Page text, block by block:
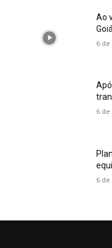
Ao
6 de
6 de
6 de